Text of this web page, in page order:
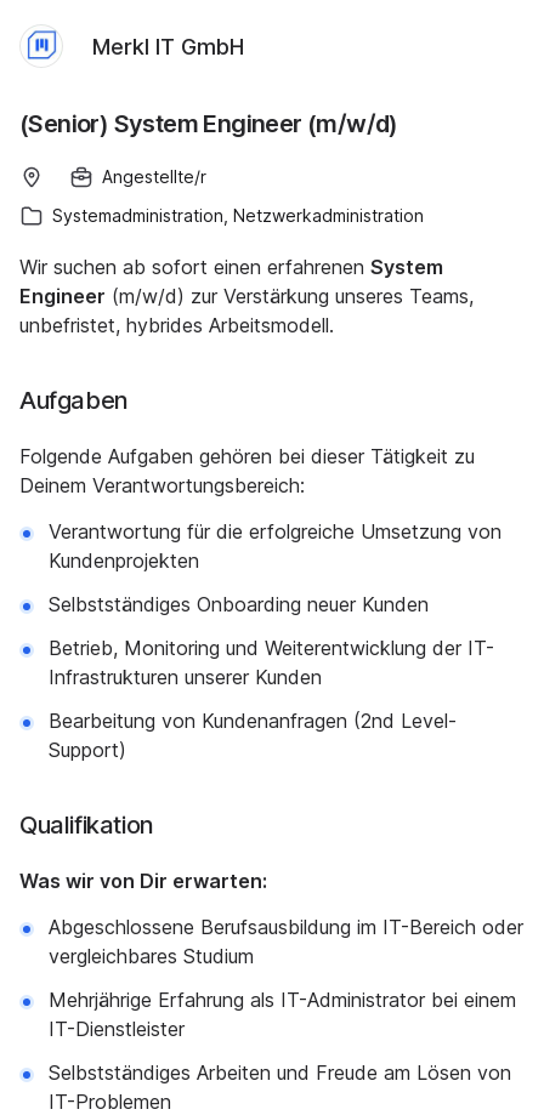
Merkl IT GmbH
(Senior) System Engineer (m/w/d)
Angestellte/r
Systemadministration, Netzwerkadministration
Wir suchen ab sofort einen erfahrenen System
Engineer (m/w/d) zur Verstärkung unseres Teams,
unbefristet, hybrides Arbeitsmodell.
Aufgaben
Folgende Aufgaben gehören bei dieser Tätigkeit zu
Deinem Verantwortungsbereich:
Verantwortung für die erfolgreiche Umsetzung von
Kundenprojekten
Selbstständiges Onboarding neuer Kunden
Betrieb, Monitoring und Weiterentwicklung der IT-
Infrastrukturen unserer Kunden
Bearbeitung von Kundenanfragen (2nd Level-
Support)
Qualifikation
Was wir von Dir erwarten:
Abgeschlossene Berufsausbildung im IT-Bereich oder
vergleichbares Studium
Mehrjährige Erfahrung als IT-Administrator bei einem
IT-Dienstleister
Selbstständiges Arbeiten und Freude am Lösen von
IT-Problemen